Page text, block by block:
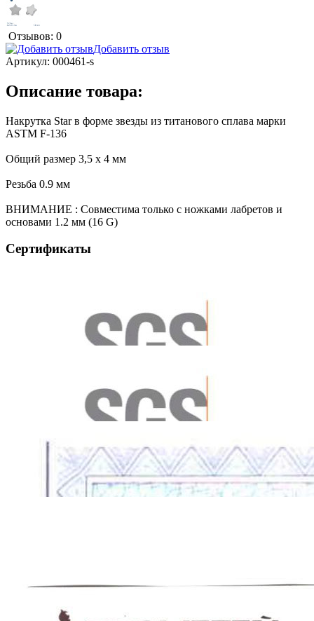
Отзывов: 0
Добавить отзыв
Артикул: 000461-s
Описание товара:
Накрутка Star в форме звезды из титанового сплава марки
ASTM F-136
Общий размер 3,5 x 4 мм
Резьба 0.9 мм
ВНИМАНИЕ : Совместима только с ножками лабретов и
основами 1.2 мм (16 G)
Сертификаты